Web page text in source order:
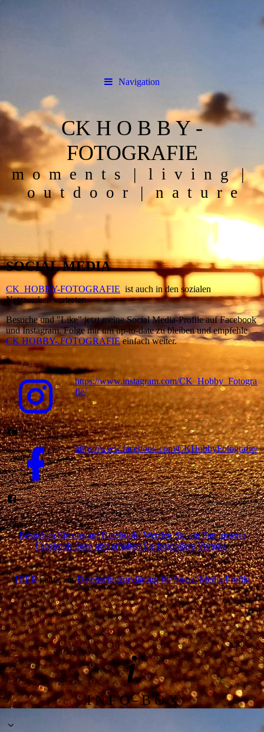
Navigation
CK H O B B Y -
FOTOGRAFIE
m o m e n t s | l i v i n g |
o u t d o o r | n a t u r e
SOCIAL MEDIA
CK HOBBY-FOTOGRAFIE ist auch in den sozialen
Netzwerken vertreten
Besuche und "Like" jetzt meine Social Media-Profile auf Facebook
und Instagram. Folge mir um up-to-date zu bleiben und empfehle
CK HOBBY-.FOTOGRAFIEeinfach weiter.
https://www.instagram.com/CK_Hobby_Fotogra
fie/
https://www.facebook.com/CKHobbyFotografie/
Besuchen Sie uns auf Facebook! Werden Sie ein Fan unserer
Facebook Seite und erhalten Sie besondere Vorteile.
HIERgeht's zurDatenschutzerklärung für Social Media Profile
I N F O - B O X